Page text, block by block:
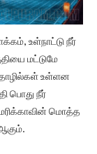
உள்நாட்டு நீர்
மட்டுமே
உள்ளன
பொது நீர்
மொத்த